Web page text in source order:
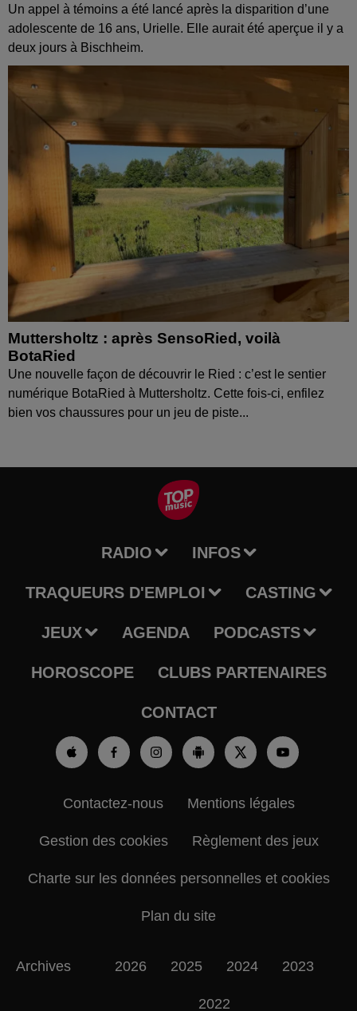
Un appel à témoins a été lancé après la disparition d’une
adolescente de 16 ans, Urielle. Elle aurait été aperçue il y a
deux jours à Bischheim.
Muttersholtz : après SensoRied, voilà
BotaRied
Une nouvelle façon de découvrir le Ried : c’est le sentier
numérique BotaRied à Muttersholtz. Cette fois-ci, enfilez
bien vos chaussures pour un jeu de piste...
RADIO INFOS
TRAQUEURS D'EMPLOI CASTING
JEUX AGENDA PODCASTS
HOROSCOPE CLUBS PARTENAIRES
CONTACT
Contactez-nous Mentions légales
Gestion des cookies Règlement des jeux
Charte sur les données personnelles et cookies
Plan du site
Archives 2026 2025 2024 2023
2022